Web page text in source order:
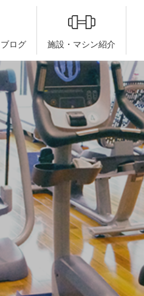
ログ 施設・マシン紹介